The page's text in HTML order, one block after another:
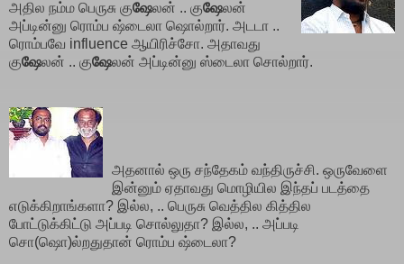
அதில நம்ம பெருசு குஷேலன் .. குஷேலன்
அப்டின்னு ரொம்ப ஷ்டைலா ஷொல்றார். அடடா ..
ரொம்பவே influence ஆயிரிச்சோ. அதாவது
குஷேலன் .. குஷேலன் அப்டின்னு ஸ்டைலா சொல்றார்.
அதனால் ஒரு சந்தேகம் வந்திருச்சி. ஒருவேளை
இன்னும் ஏதாவது மொழியில இந்தப் படத்தை
எடுக்கிறாங்களா? இல்ல, .. பெருசு வெத்தில கித்தில
போட்டுக்கிட்டு அப்படி சொல்லுதா? இல்ல, .. அப்படி
சொ(ஷொ)ல்றதுதான் ரொம்ப ஷ்டைலா?